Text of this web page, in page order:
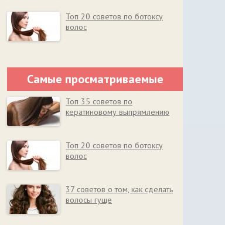
Топ 20 советов по ботоксу
волос
Самые просматриваемые
Топ 35 советов по
кератиновому выпрямлению
Топ 20 советов по ботоксу
волос
37 советов о том, как сделать
волосы гуще